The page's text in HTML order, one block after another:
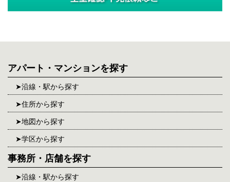
アパート・マンションを探す
沿線・駅から探す
住所から探す
地図から探す
学区から探す
事務所・店舗を探す
沿線・駅から探す